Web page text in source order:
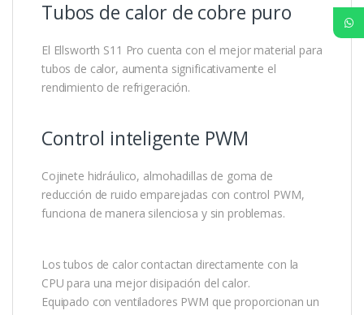
Tubos de calor de cobre puro
El Ellsworth S11 Pro cuenta con el mejor material para
tubos de calor, aumenta significativamente el
rendimiento de refrigeración.
Control inteligente PWM
Cojinete hidráulico, almohadillas de goma de
reducción de ruido emparejadas con control PWM,
funciona de manera silenciosa y sin problemas.
Los tubos de calor contactan directamente con la
CPU para una mejor disipación del calor.
Equipado con ventiladores PWM que proporcionan un